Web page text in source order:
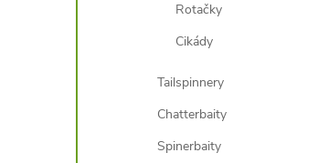
Rotačky
Cikády
Tailspinnery
Chatterbaity
Spinerbaity